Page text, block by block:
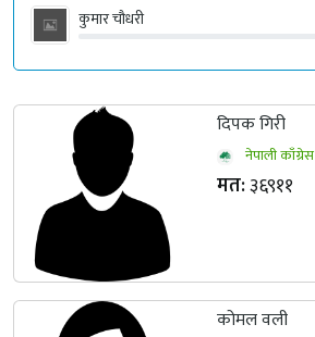
कुमार चौधरी
दिपक गिरी
नेपाली काँग्रेस
मत:३६९११
कोमल वली